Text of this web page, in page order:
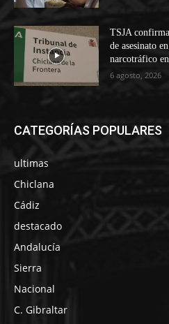
TSJA
de asesinato
narcotráfico
6 agosto, 2026
CATEGORÍAS POPULARES
ultimas
Chiclana
Cádiz
destacado
Andalucía
Sierra
Nacional
C. Gibraltar